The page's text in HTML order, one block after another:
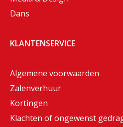
Dans
KLANTENSERVICE
Algemene voorwaarden
Zalenverhuur
Kortingen
Klachten of ongewenst